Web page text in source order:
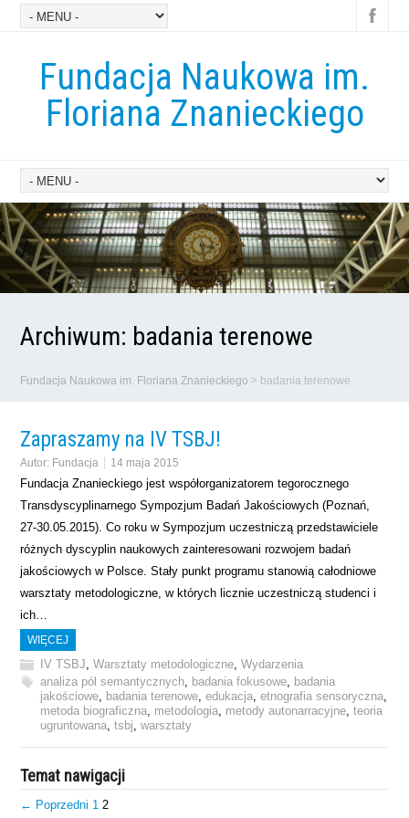
Fundacja Naukowa im.
Floriana Znanieckiego
Archiwum: badania terenowe
Fundacja Naukowa im. Floriana Znanieckiego > badania terenowe
Zapraszamy na IV TSBJ!
Autor: Fundacja 14 maja 2015
Fundacja Znanieckiego jest współorganizatorem tegorocznego
Transdyscyplinarnego Sympozjum Badań Jakościowych (Poznań,
27-30.05.2015). Co roku w Sympozjum uczestniczą przedstawiciele
różnych dyscyplin naukowych zainteresowani rozwojem badań
jakościowych w Polsce. Stały punkt programu stanowią całodniowe
warsztaty metodologiczne, w których licznie uczestniczą studenci i
ich…
WIĘCEJ
IV TSBJ,Warsztaty metodologiczne,Wydarzenia
analiza pól semantycznych, badania fokusowe, badania
jakościowe, badania terenowe,edukacja,etnografia sensoryczna,
metoda biograficzna, metodologia, metody autonarracyjne,teoria
ugruntowana,tsbj,warsztaty
Temat nawigacji
← Poprzedni 1 2